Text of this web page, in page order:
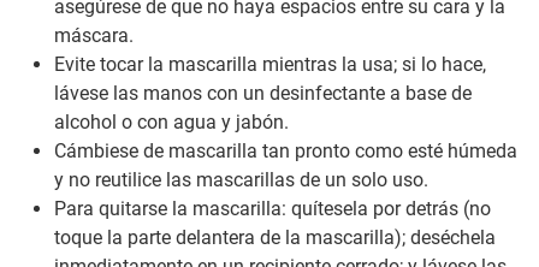
asegúrese de que no haya espacios entre su cara y la
máscara.
Evite tocar la mascarilla mientras la usa; si lo hace,
lávese las manos con un desinfectante a base de
alcohol o con agua y jabón.
Cámbiese de mascarilla tan pronto como esté húmeda
y no reutilice las mascarillas de un solo uso.
Para quitarse la mascarilla: quítesela por detrás (no
toque la parte delantera de la mascarilla); deséchela